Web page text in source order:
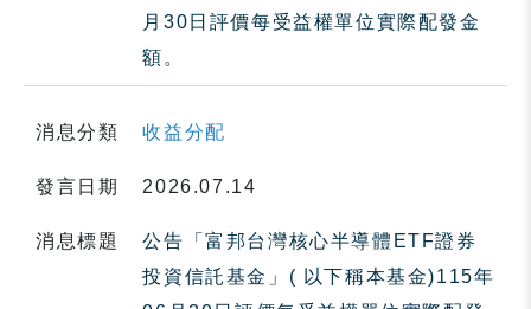
月30日評價每受益權單位實際配發金
額。
消息分類 收益分配
發言日期 2026.07.14
消息標題
公告「富邦台灣核心半導體ETF證券
投資信託基金」( 以下稱本基金)115年